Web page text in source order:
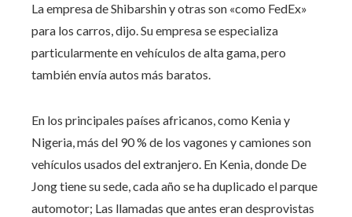
La empresa de Shibarshin y otras son «como FedEx»
para los carros, dijo. Su empresa se especializa
particularmente en vehículos de alta gama, pero
también envía autos más baratos.
En los principales países africanos, como Kenia y
Nigeria, más del 90 % de los vagones y camiones son
vehículos usados ​​del extranjero. En Kenia, donde De
Jong tiene su sede, cada año se ha duplicado el parque
automotor; Las llamadas que antes eran desprovistas